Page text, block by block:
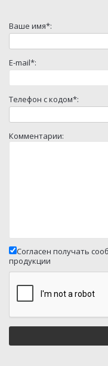
Ваше имя*:
E-mail*:
Телефон с кодом*:
Комментарии:
Согласен получать
продукции